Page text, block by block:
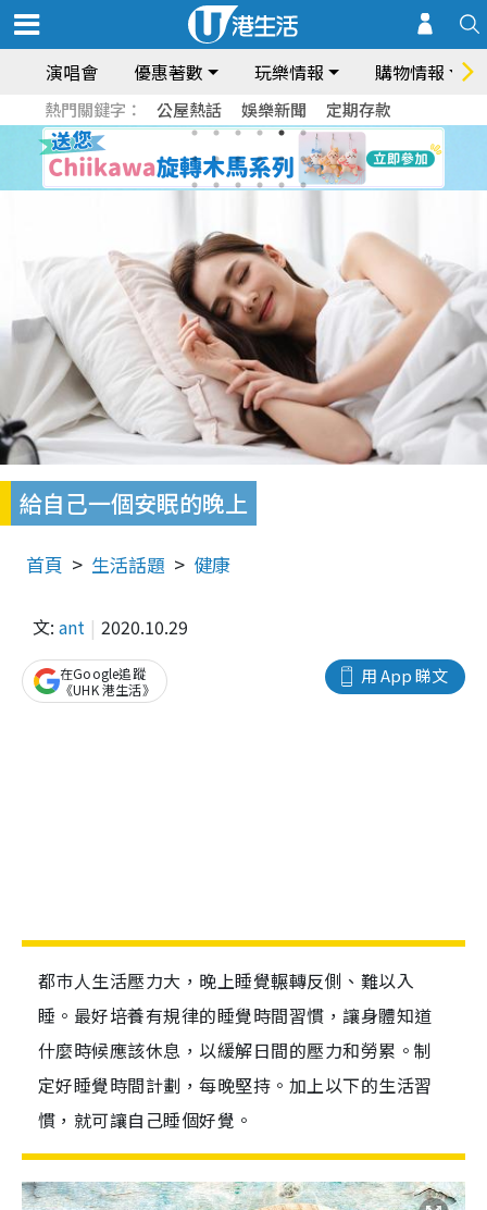
演唱會 優惠著數 玩樂情報 購物情報
熱門關鍵字： 公屋熱話 娛樂新聞 定期存款
給自己一個安眠的晚上
首頁 生活話題 健康
文: ant 2020.10.29
用 App 睇文
在Google追蹤
《UHK 港生活》
都巿人生活壓力大，晚上睡覺輾轉反側、難以入
睡。最好培養有規律的睡覺時間習慣，讓身體知道
什麼時候應該休息，以緩解日間的壓力和勞累。制
定好睡覺時間計劃，每晚堅持。加上以下的生活習
慣，就可讓自己睡個好覺。